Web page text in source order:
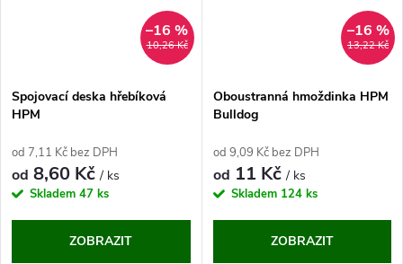
10,26 Kč
–16 %
Spojovací deska hřebíková
HPM
od 7,11 Kč bez DPH
od 8,60 Kč/ ks
Skladem 47 ks
ZOBRAZIT
13,22 Kč
–16 %
Oboustranná hmoždinka HPM
Bulldog
od 9,09 Kč bez DPH
od 11 Kč/ ks
Skladem 124 ks
ZOBRAZIT